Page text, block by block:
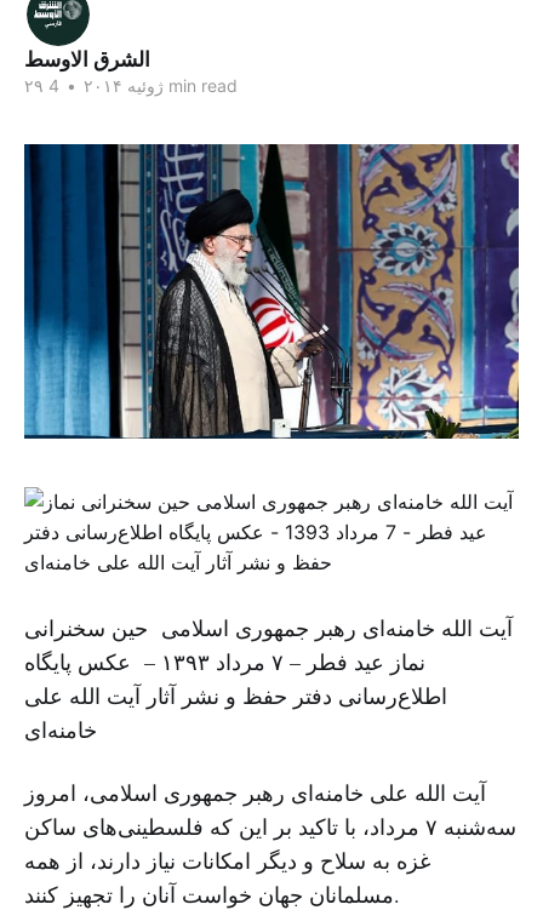
الشرق الاوسط
۲۹ ژوئیه ۲۰۱۴ • 4 min read
آیت الله خامنه‌ای رهبر جمهوری اسلامی حین سخنرانی
نماز عید فطر – ۷ مرداد ۱۳۹۳ – عکس پایگاه
اطلاع‌رسانی دفتر حفظ و نشر آثار آیت الله علی
خامنه‌ای
آیت الله علی خامنه‌ای رهبر جمهوری اسلامی، امروز
سه‌شنبه ۷ مرداد، با تاکید بر این که فلسطینی‌های ساکن
غزه به سلاح و دیگر امکانات نیاز دارند، از همه
مسلمانان جهان خواست آنان را تجهیز کنند.